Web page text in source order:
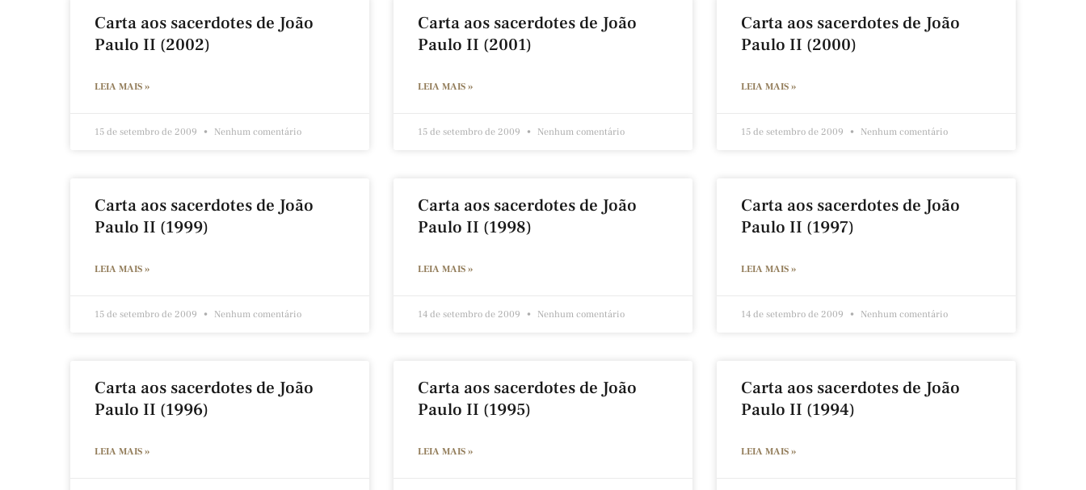
Carta aos sacerdotes de João
Paulo II (2002)
LEIA MAIS »
15 de setembro de 2009 Nenhum comentário
Carta aos sacerdotes de João
Paulo II (2001)
LEIA MAIS »
15 de setembro de 2009 Nenhum comentário
Carta aos sacerdotes de João
Paulo II (2000)
LEIA MAIS »
15 de setembro de 2009 Nenhum comentário
Carta aos sacerdotes de João
Paulo II (1999)
LEIA MAIS »
15 de setembro de 2009 Nenhum comentário
Carta aos sacerdotes de João
Paulo II (1998)
LEIA MAIS »
14 de setembro de 2009 Nenhum comentário
Carta aos sacerdotes de João
Paulo II (1997)
LEIA MAIS »
14 de setembro de 2009 Nenhum comentário
Carta aos sacerdotes de João
Paulo II (1996)
LEIA MAIS »
Carta aos sacerdotes de João
Paulo II (1995)
LEIA MAIS »
Carta aos sacerdotes de João
Paulo II (1994)
LEIA MAIS »